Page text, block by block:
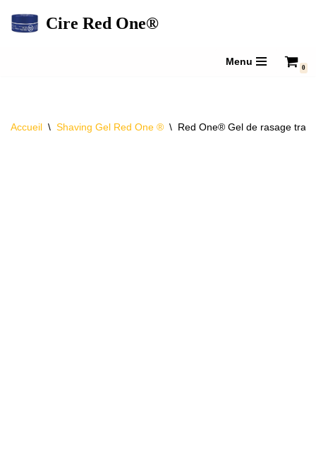
Cire Red One®
Menu
0
Accueil \ Shaving Gel Red One ® \ Red One® Gel de rasage